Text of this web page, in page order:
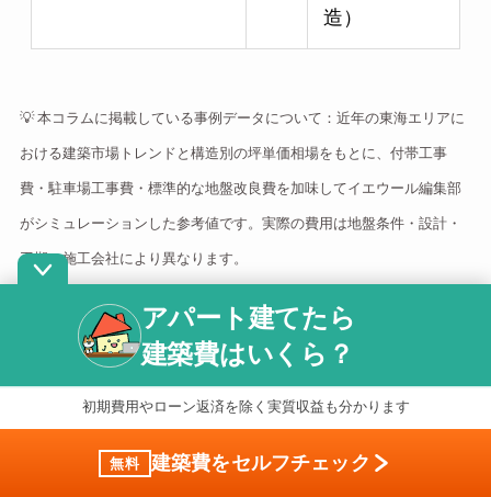
造）
💡 本コラムに掲載している事例データについて：近年の東海エリアに
おける建築市場トレンドと構造別の坪単価相場をもとに、付帯工事
費・駐車場工事費・標準的な地盤改良費を加味してイエウール編集部
がシミュレーションした参考値です。実際の費用は地盤条件・設計・
工期・施工会社により異なります。
【愛知】5,200万円（名古屋市昭和区・八事
40坪）軽量鉄骨造 学生・単身型
名古屋市昭和区八事は、南山大学・名城大学・中
アパート建てたら
建築費はいくら？
初期費用やローン返済を除く実質収益も分かります
無料 建築費をセルフチェック